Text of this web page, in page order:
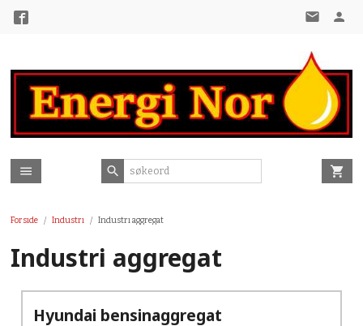
Forside Industri Industri aggregat
Industri aggregat
Hyundai bensinaggregat